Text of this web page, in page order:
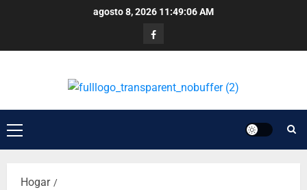
agosto 8, 2026 11:49:06 AM
Hogar